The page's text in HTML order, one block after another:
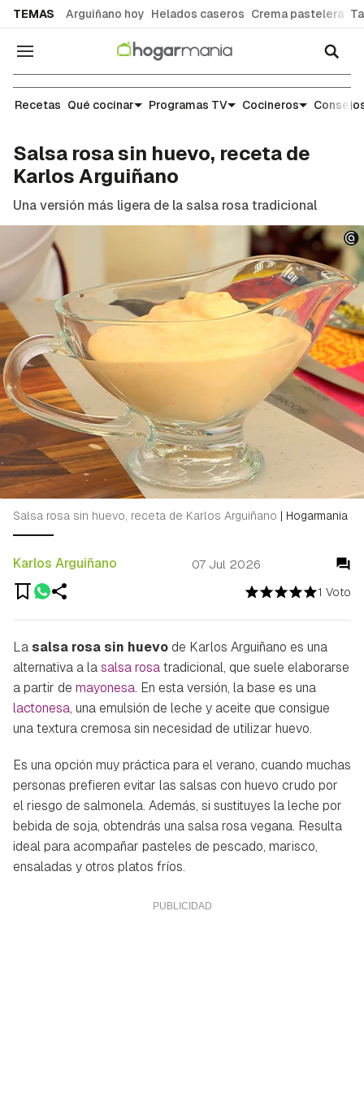
TEMAS Arguiñano hoy Helados caseros Crema pastelera
Navegación
Recetas
Recetas Qué cocinar Programas TV Cocineros
Salsa rosa sin huevo, receta de
Karlos Arguiñano
Una versión más ligera de la salsa rosa tradicional
1 Voto
Karlos Arguiñano 07 Jul 2026
Salsa rosa sin huevo, receta de Karlos Arguiñano | Hogarmania
La salsa rosa sin huevode Karlos Arguiñano es una
alternativa a lasalsa rosatradicional, que suele elaborarse
a partir de mayonesa. En esta versión, la base es una
lactonesa, una emulsión de leche y aceite que consigue
una textura cremosa sin necesidad de utilizar huevo.
Es una opción muy práctica para el verano, cuando muchas
personas prefieren evitar las salsas con huevo crudo por
el riesgo de salmonela. Además, si sustituyes la leche por
bebida de soja, obtendrás una salsa rosa vegana. Resulta
ideal para acompañar pasteles de pescado, marisco,
ensaladas y otros platos fríos.